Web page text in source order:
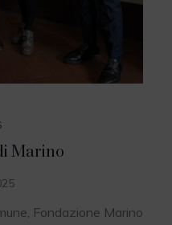
Marino
Fondazione Marino